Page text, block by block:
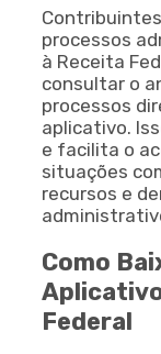
processos
à Receita
consultar o
processos
aplicativo.
e facilita o
situações
recursos e
Como
Federal